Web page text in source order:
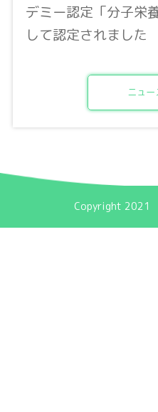
デミー認定「分子栄
して認定されました
ニュー
Copyright 2021